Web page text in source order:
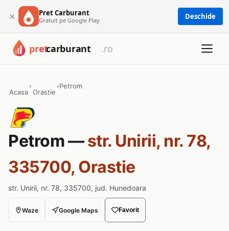
× Pret Carburant
Gratuit pe Google Play Deschide
Acasa
›
Orastie
›Petrom
Petrom —str. Unirii, nr. 78,
335700, Orastie
str. Unirii, nr. 78, 335700, jud. Hunedoara
Waze Google Maps Favorit